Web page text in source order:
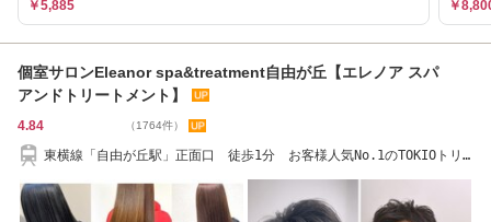
￥5,885 ￥
個室サロンEleanor spa&treatment自由が丘【エレノア スパ
アンドトリートメント】
4.84 （1764件）
東横線「自由が丘駅」正面口 徒歩1分 お客様人気No.1のTOKIOトリ